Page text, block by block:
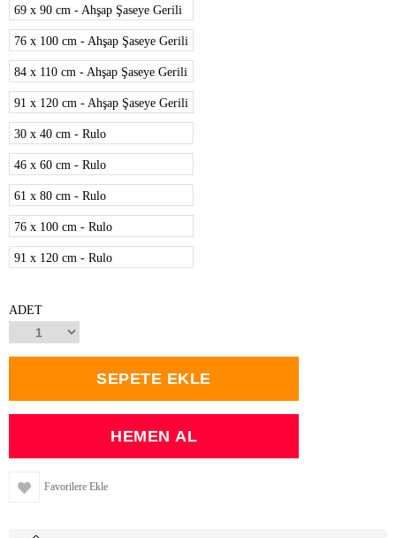
69 x 90 cm - Ahşap Şaseye Gerili
76 x 100 cm - Ahşap Şaseye Gerili
84 x 110 cm - Ahşap Şaseye Gerili
91 x 120 cm - Ahşap Şaseye Gerili
30 x 40 cm - Rulo
46 x 60 cm - Rulo
61 x 80 cm - Rulo
76 x 100 cm - Rulo
91 x 120 cm - Rulo
ADET
Favorilere Ekle